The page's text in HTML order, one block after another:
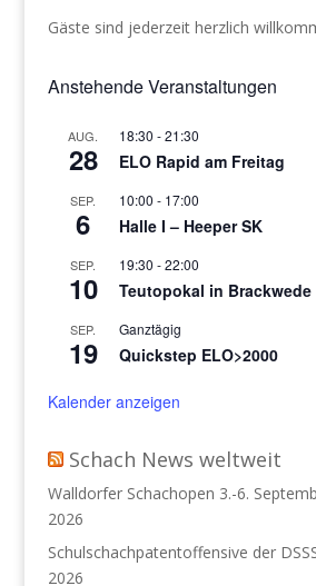
Gäste sind jederzeit herzlich
Anstehende Veranstaltungen
AUG.
28
18:30 -21:30
ELO Rapid am Freitag
SEP.
6
10:00 - 17:00
Halle I – Heeper SK
SEP.
10
19:30 -22:00
Teutopokal in Brackwede
SEP.
19
Ganztägig
Quickstep ELO>2000
Kalender anzeigen
Schach News weltweit
Walldorfer Schachopen 3.-6.
2026
Schulschachpatentoffensive der
2026